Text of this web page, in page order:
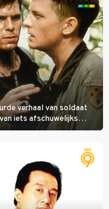
verhaal van soldaat
iets afschuwelijks
school te klappen.